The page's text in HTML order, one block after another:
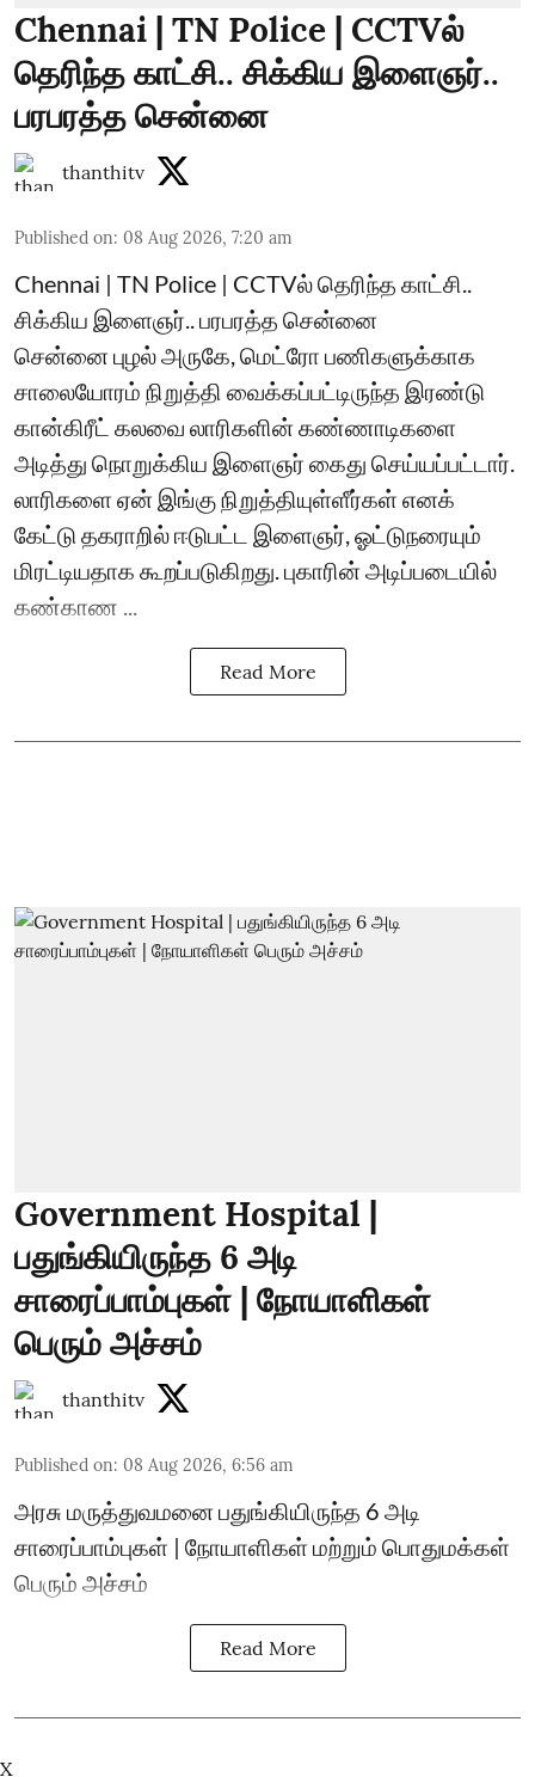
Chennai | TN Police | CCTVல்
தெரிந்த காட்சி.. சிக்கிய இளைஞர்..
பரபரத்த சென்னை
thanthitv
Published on: 08 Aug 2026, 7:20 am
Chennai | TN Police | CCTVல் தெரிந்த காட்சி..
சிக்கிய இளைஞர்.. பரபரத்த சென்னை
சென்னை புழல் அருகே, மெட்ரோ பணிகளுக்காக
சாலையோரம் நிறுத்தி வைக்கப்பட்டிருந்த இரண்டு
கான்கிரீட் கலவை லாரிகளின் கண்ணாடிகளை
அடித்து நொறுக்கிய இளைஞர் கைது செய்யப்பட்டார்.
லாரிகளை ஏன் இங்கு நிறுத்தியுள்ளீர்கள் எனக்
கேட்டு தகராறில் ஈடுபட்ட இளைஞர், ஓட்டுநரையும்
மிரட்டியதாக கூறப்படுகிறது. புகாரின் அடிப்படையில்
கண்காண ...
Read More
Government Hospital |
பதுங்கியிருந்த 6 அடி
சாரைப்பாம்புகள் | நோயாளிகள்
பெரும் அச்சம்
thanthitv
Published on: 08 Aug 2026, 6:56 am
அரசு மருத்துவமனை பதுங்கியிருந்த 6 அடி
சாரைப்பாம்புகள் | நோயாளிகள் மற்றும் பொதுமக்கள்
பெரும் அச்சம்
Read More
X